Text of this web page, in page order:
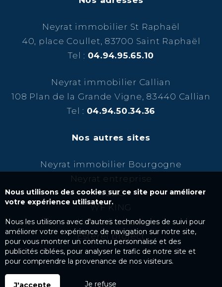
Neyrat immobilier St Raphaël
40, place Coullet, 83700 Saint Raphaël
Tel : 04.94.95.65.10
Neyrat immobilier Callian
108 Plan de la Grande Vigne, 83440 Callian
Tel : 04.94.50.34.36
Nos autres sites
Neyrat immobilier Bourgogne
Neyrat entreprise
NCBC
WF KING
Kairos Success
Esterel project
Nous utilisons des cookies sur ce site pour améliorer
votre expérience utilisateur.
Nous les utilisons avec d'autres technologies de suivi pour
améliorer votre expérience de navigation sur notre site,
pour vous montrer un contenu personnalisé et des
publicités ciblées, pour analyser le trafic de notre site et
pour comprendre la provenance de nos visiteurs.
J'accepte Je refuse